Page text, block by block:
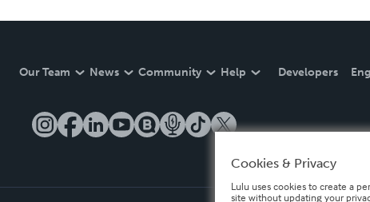
Our Team News Community Help Developers
Cookies & Privacy
Lulu uses cookies to create a
site without updating your